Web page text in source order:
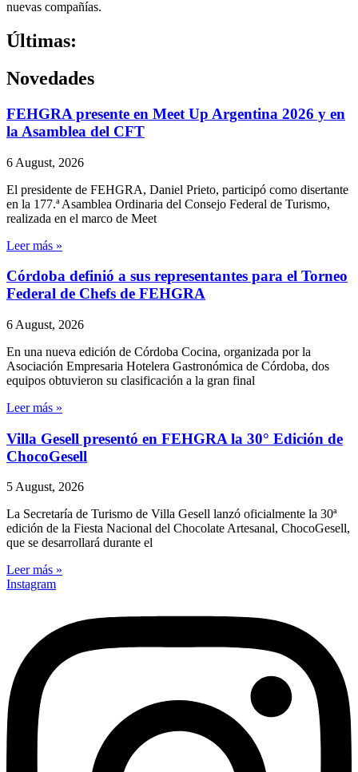
nuevas compañías.
Últimas:
Novedades
FEHGRA presente en Meet Up Argentina 2026 y en
la Asamblea del CFT
6 August, 2026
El presidente de FEHGRA, Daniel Prieto, participó como disertante
en la 177.ª Asamblea Ordinaria del Consejo Federal de Turismo,
realizada en el marco de Meet
Leer más »
Córdoba definió a sus representantes para el Torneo
Federal de Chefs de FEHGRA
6 August, 2026
En una nueva edición de Córdoba Cocina, organizada por la
Asociación Empresaria Hotelera Gastronómica de Córdoba, dos
equipos obtuvieron su clasificación a la gran final
Leer más »
Villa Gesell presentó en FEHGRA la 30° Edición de
ChocoGesell
5 August, 2026
La Secretaría de Turismo de Villa Gesell lanzó oficialmente la 30ª
edición de la Fiesta Nacional del Chocolate Artesanal, ChocoGesell,
que se desarrollará durante el
Leer más »
Instagram